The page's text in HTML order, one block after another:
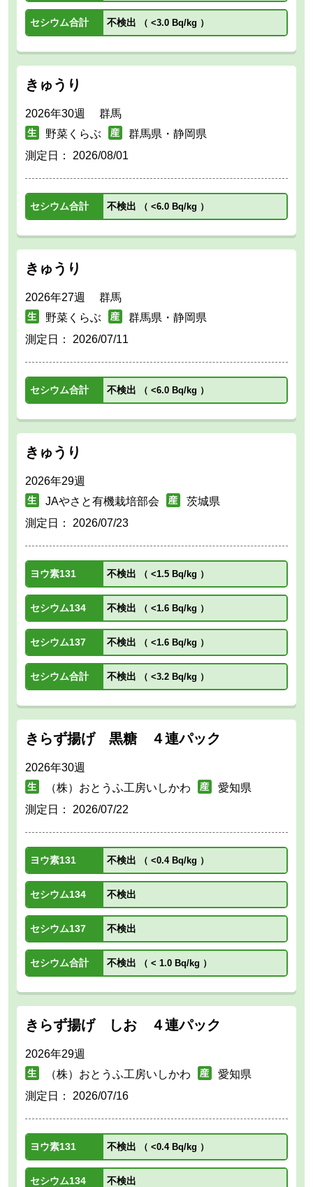
セシウム合計 不検出 （ <3.0 Bq/kg ）
きゅうり
2026年30週 群馬
野菜くらぶ
群馬県・静岡県
測定日： 2026/08/01
セシウム合計 不検出 （ <6.0 Bq/kg ）
きゅうり
2026年27週 群馬
野菜くらぶ
群馬県・静岡県
測定日： 2026/07/11
セシウム合計 不検出 （ <6.0 Bq/kg ）
きゅうり
2026年29週
JAやさと有機栽培部会
茨城県
測定日： 2026/07/23
ヨウ素131 不検出 （ <1.5 Bq/kg ）
セシウム134 不検出 （ <1.6 Bq/kg ）
セシウム137 不検出 （ <1.6 Bq/kg ）
セシウム合計 不検出 （ <3.2 Bq/kg ）
きらず揚げ 黒糖 ４連パック
2026年30週
（株）おとうふ工房いしかわ
愛知県
測定日： 2026/07/22
ヨウ素131 不検出 （ <0.4 Bq/kg ）
セシウム134 不検出
セシウム137 不検出
セシウム合計 不検出 （ < 1.0 Bq/kg ）
きらず揚げ しお ４連パック
2026年29週
（株）おとうふ工房いしかわ
愛知県
測定日： 2026/07/16
ヨウ素131 不検出 （ <0.4 Bq/kg ）
セシウム134 不検出